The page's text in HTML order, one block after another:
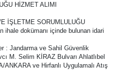
HİZMET ALIMI
İŞLETME SORUMLULUĞU
ihale dokümanı içinde bulunan idari
: Jandarma ve Sahil Güvenlik
M. Selim KİRAZ Bulvarı Ahlatlıbel
ve Hirfanlı Uygulamalı Atış